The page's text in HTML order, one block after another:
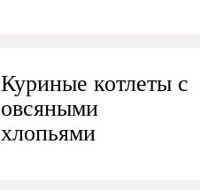
Куриные котлеты с
овсяными
хлопьями